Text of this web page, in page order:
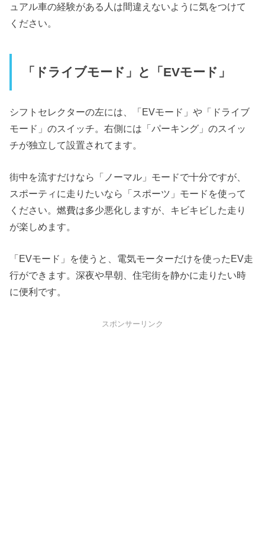
ュアル車の経験がある人は間違えないように気をつけて
ください。
「ドライブモード」と「EVモード」
シフトセレクターの左には、「EVモード」や「ドライブ
モード」のスイッチ。右側には「パーキング」のスイッ
チが独立して設置されてます。
街中を流すだけなら「ノーマル」モードで十分ですが、
スポーティに走りたいなら「スポーツ」モードを使って
ください。燃費は多少悪化しますが、キビキビした走り
が楽しめます。
「EVモード」を使うと、電気モーターだけを使ったEV走
行ができます。深夜や早朝、住宅街を静かに走りたい時
に便利です。
スポンサーリンク